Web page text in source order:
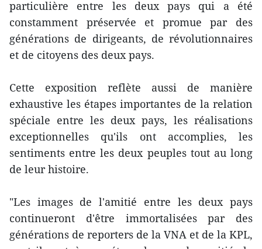
particulière entre les deux pays qui a été
constamment préservée et promue par des
générations de dirigeants, de révolutionnaires
et de citoyens des deux pays.
Cette exposition reflète aussi de manière
exhaustive les étapes importantes de la relation
spéciale entre les deux pays, les réalisations
exceptionnelles qu'ils ont accomplies, les
sentiments entre les deux peuples tout au long
de leur histoire.
"Les images de l'amitié entre les deux pays
continueront d'être immortalisées par des
générations de reporters de la VNA et de la KPL,